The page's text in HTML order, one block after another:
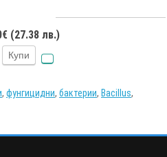
(27.38 лв.)
Купи
, фунгицидни, бактерии, Bacillus,